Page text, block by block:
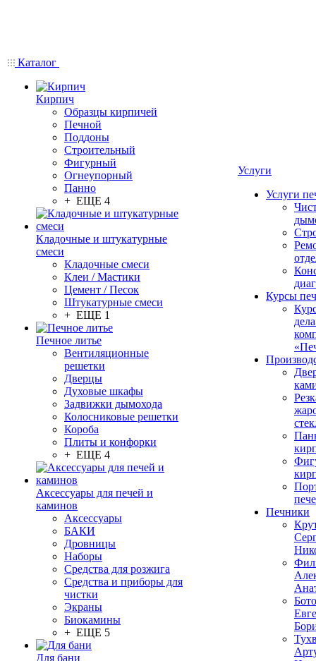
Каталог
Кирпич
Образцы кирпичей
Печной
Поддоны
Строительный
Фигурный
Огнеупорный
Панно
+ ЕЩЕ 4
Кладочные и штукатурные
смеси
Кладочные смеси
Клеи / Мастики
Цемент / Песок
Штукатурные смеси
+ ЕЩЕ 1
Печное литье
Вентиляционные
решетки
Дверцы
Духовые шкафы
Задвижки дымохода
Колосниковые решетки
Короба
Плиты и конфорки
+ ЕЩЕ 4
Аксессуары для печей и
каминов
Аксессуары
БАКИ
Дровницы
Наборы
Средства для розжига
Средства и приборы для
чистки
Экраны
Биокамины
+ ЕЩЕ 5
Для бани
Услуги
Услуги
Курсы
Печники